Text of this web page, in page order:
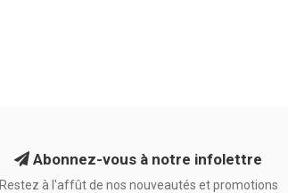
Abonnez-vous à notre infolettre
Restez à l'affût de nos nouveautés et promotions